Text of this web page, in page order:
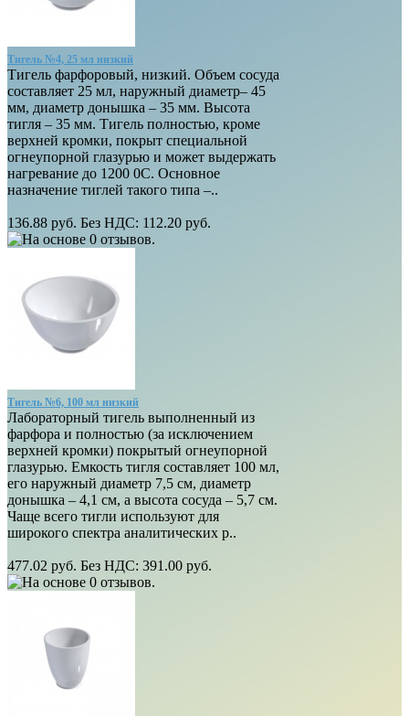
Тигель №4, 25 мл низкий
Тигель фарфоровый, низкий. Объем сосуда
составляет 25 мл, наружный диаметр– 45
мм, диаметр донышка – 35 мм. Высота
тигля – 35 мм. Тигель полностью, кроме
верхней кромки, покрыт специальной
огнеупорной глазурью и может выдержать
нагревание до 1200 0С. Основное
назначение тиглей такого типа –..
136.88 руб. Без НДС: 112.20 руб.
Тигель №6, 100 мл низкий
Лабораторный тигель выполненный из
фарфора и полностью (за исключением
верхней кромки) покрытый огнеупорной
глазурью. Емкость тигля составляет 100 мл,
его наружный диаметр 7,5 см, диаметр
донышка – 4,1 см, а высота сосуда – 5,7 см.
Чаще всего тигли используют для
широкого спектра аналитических р..
477.02 руб. Без НДС: 391.00 руб.